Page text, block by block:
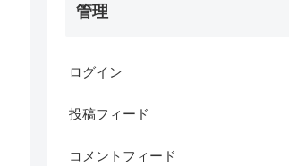
管理
ログイン
投稿フィード
コメントフィード